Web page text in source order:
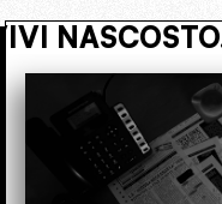
OPERATIVO